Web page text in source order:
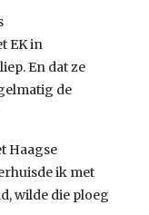
EK in
En dat ze
de
Haagse
ik met
wilde die ploeg